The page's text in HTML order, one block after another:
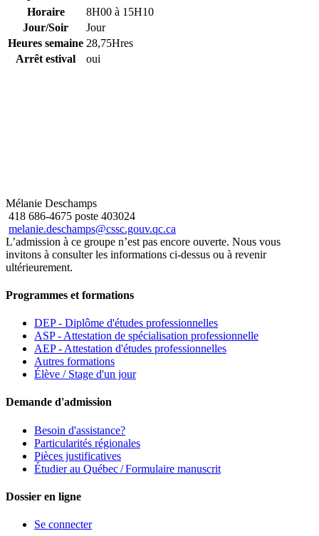
Horaire
8H00 à 15H10
Jour/Soir
Jour
Heures semaine 28,75Hres
Arrêt estival
oui
Mélanie Deschamps
418 686-4675 poste 403024
melanie.deschamps@cssc.gouv.qc.ca
L’admission à ce groupe n’est pas encore ouverte. Nous vous
invitons à consulter les informations ci-dessus ou à revenir
ultérieurement.
Programmes et formations
DEP - Diplôme d'études professionnelles
ASP - Attestation de spécialisation professionnelle
AEP - Attestation d'études professionnelles
Autres formations
Élève / Stage d'un jour
Demande d'admission
Besoin d'assistance?
Particularités régionales
Pièces justificatives
Étudier au Québec / Formulaire manuscrit
Dossier en ligne
Se connecter